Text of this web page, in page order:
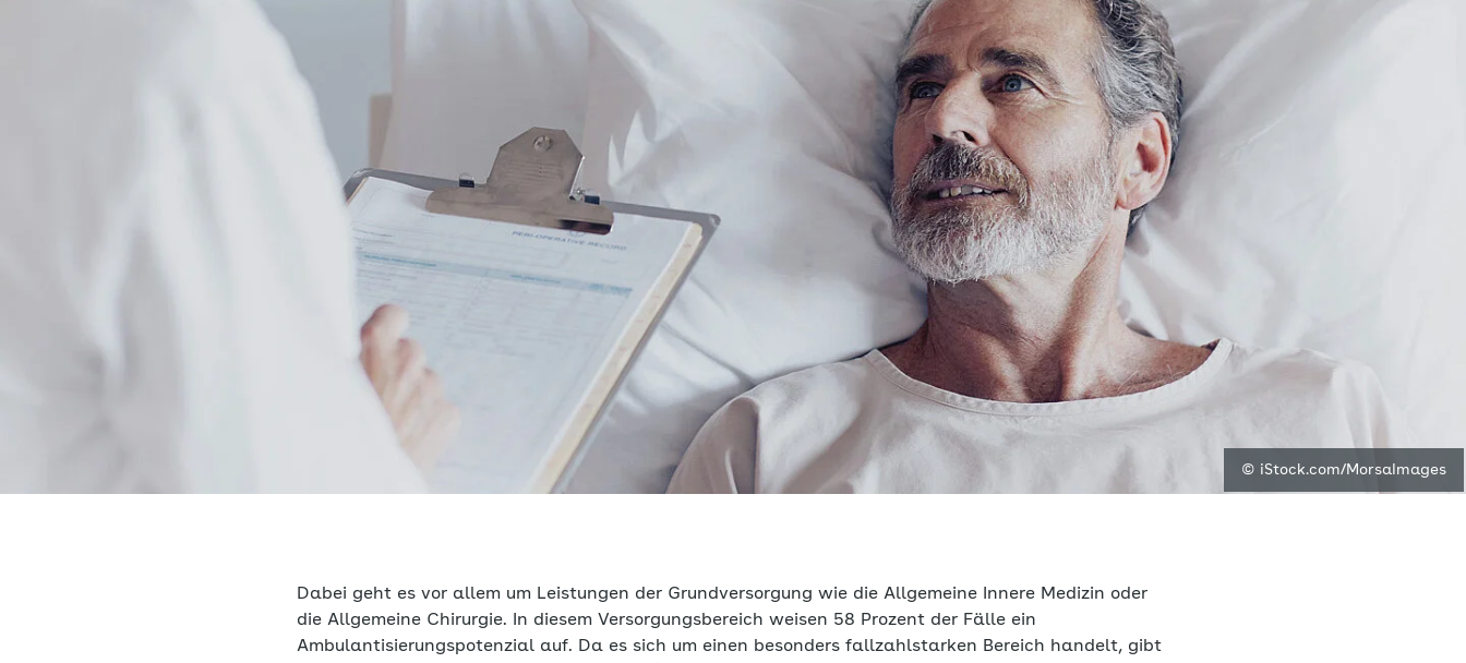
© iStock.com/MorsaImages
Dabei geht es vor allem um Leistungen der Grundversorgung wie die Allgemeine Innere Medizin oder
die Allgemeine Chirurgie. In diesem Versorgungsbereich weisen 58 Prozent der Fälle ein
Ambulantisierungspotenzial auf. Da es sich um einen besonders fallzahlstarken Bereich handelt, gibt